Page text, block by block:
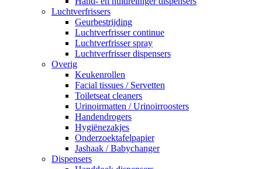
Luchtverfrissers
Geurbestrijding
Luchtverfrisser continue
Luchtverfrisser spray
Luchtverfrisser dispensers
Overig
Keukenrollen
Facial tissues / Servetten
Toiletseat cleaners
Urinoirmatten / Urinoirroosters
Handendrogers
Hygiënezakjes
Onderzoektafelpapier
Jashaak / Babychanger
Dispensers